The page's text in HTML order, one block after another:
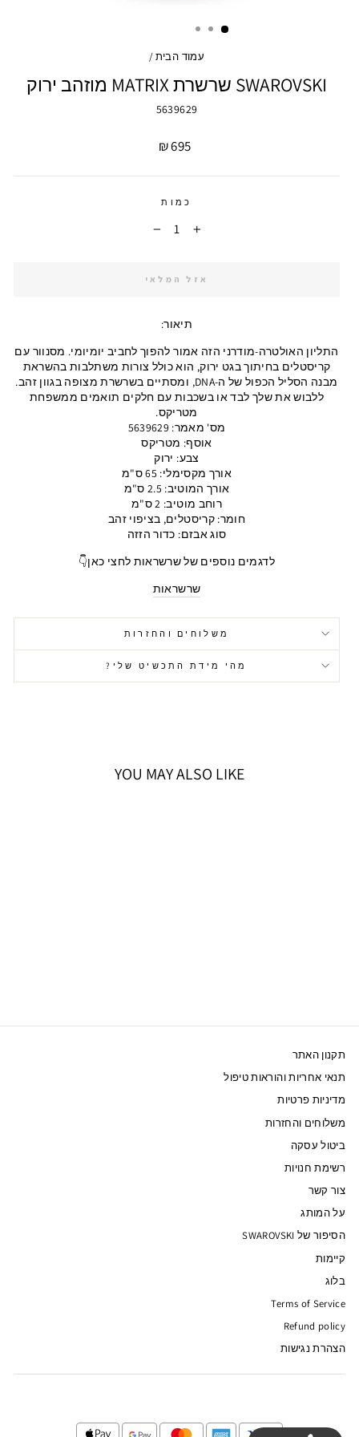
עמוד הבית /
SWAROVSKI שרשרת MATRIX מוזהב ירוק
5639629
מחיר
695 ₪
כמות
+
אזל המלאי
תיאור:
התליון האולטרה-מודרני הזה אמור להפוך לחביב יומיומי. מסנוור עם
קריסטלים בחיתוך בגט ירוק, הוא כולל צורות משתלבות בהשראת
מבנה הסליל הכפול של ה-DNA, ומסתיים בשרשרת מצופה בגוון זהב.
ללבוש את שלך לבד או בשכבות עם חלקים תואמים ממשפחת
מטריקס.
מס' מאמר: 5639629
אוסף: מטריקס
צבע: ירוק
אורך מקסימלי: 65 ס"מ
אורך המוטיב: 2.5 ס"מ
רוחב מוטיב: 2 ס"מ
חומר: קריסטלים, בציפוי זהב
סוג אבזם: כדור הזזה
לדגמים נוספים של שרשראות לחצי כאן👇
שרשראות
משלוחים והחזרות
מהי מידת התכשיט שלי?
YOU MAY ALSO LIKE
תקנון האתר
תנאי אחריות והוראות טיפול
מדיניות פרטיות
משלוחים והחזרות
ביטול עסקה
רשימת חנויות
צור קשר
על המותג
הסיפור של SWAROVSKI
קיימות
בלוג
Terms of Service
Refund policy
הצהרת נגישות